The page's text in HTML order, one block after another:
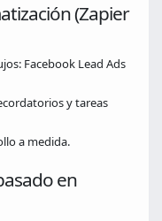
(Zapier
Facebook Lead Ads
y tareas
a medida.
en